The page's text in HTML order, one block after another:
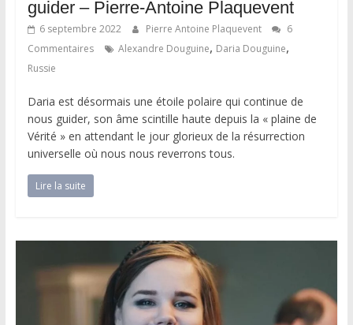
guider – Pierre-Antoine Plaquevent
6 septembre 2022 Pierre Antoine Plaquevent
6
Commentaires
Alexandre Douguine, Daria Douguine,
Russie
Daria est désormais une étoile polaire qui continue de
nous guider, son âme scintille haute depuis la « plaine de
Vérité » en attendant le jour glorieux de la résurrection
universelle où nous nous reverrons tous.
Lire la suite